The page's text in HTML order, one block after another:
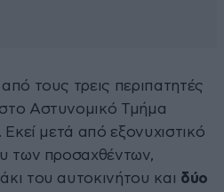
τους τρεις περιπατητές
Αστυνομικό Τμήμα
μετά από εξονυχιστικό
των προσαχθέντων,
του αυτοκινήτου και δύο